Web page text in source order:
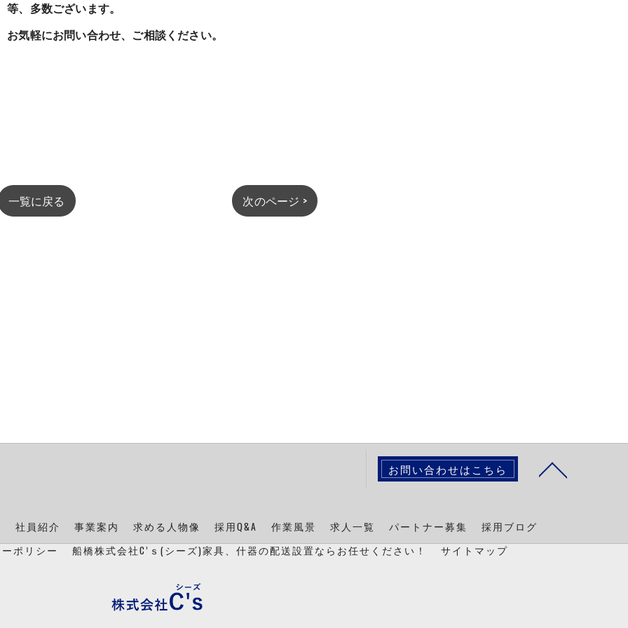
等、多数ございます。
お気軽にお問い合わせ、ご相談ください。
一覧に戻る 次のページ >
お問い合わせはこちら
社員紹介 事業案内 求める人物像 採用Q&A 作業風景 求人一覧 パートナー募集
採用ブログ
ポリシー 船橋株式会社C’ｓ(シーズ)家具、什器の配送設置ならお任せください！ サイトマップ